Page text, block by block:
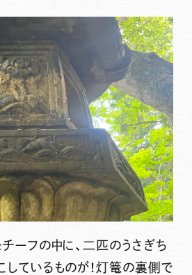
ーフの中に、二匹のうさぎち
しているものが！灯篭の裏側で